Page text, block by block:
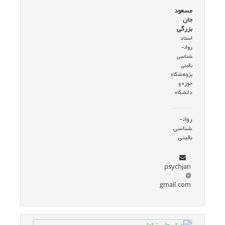
مسعود
جان
بزرگی
استاد
روان­
شناسی
بالینی
پژوهشگاه
حوزه و
دانشگاه
روان­
شناسی
بالینی
psychjan
gmail.com